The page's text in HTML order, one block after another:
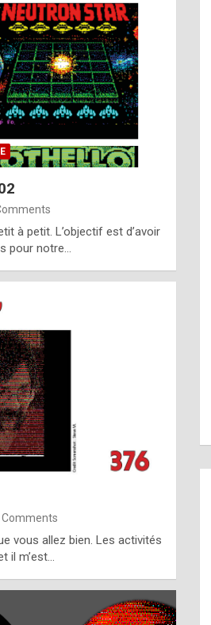
à petit. L’objectif est d’avoir
pour notre…
Comments
vous allez bien. Les activités
il m’est…